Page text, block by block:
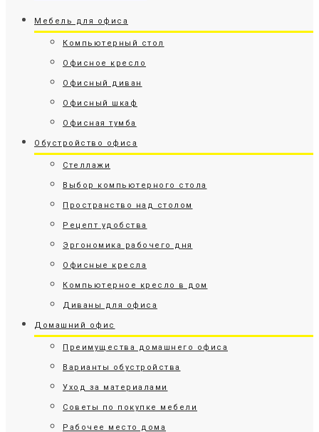
Мебель для офиса
Компьютерный стол
Офисное кресло
Офисный диван
Офисный шкаф
Офисная тумба
Обустройство офиса
Стеллажи
Выбор компьютерного стола
Пространство над столом
Рецепт удобства
Эргономика рабочего дня
Офисные кресла
Компьютерное кресло в дом
Диваны для офиса
Домашний офис
Преимущества домашнего офиса
Варианты обустройства
Уход за материалами
Советы по покупке мебели
Рабочее место дома